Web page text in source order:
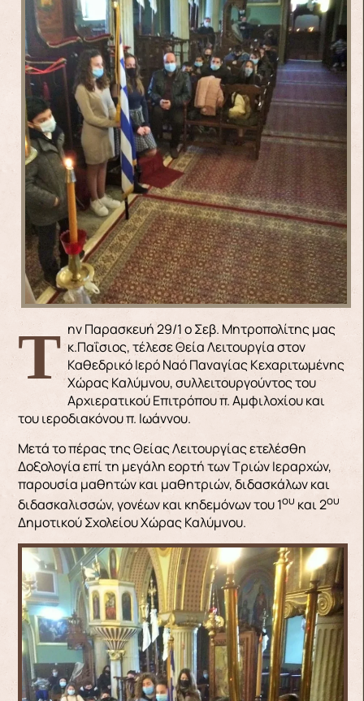
Την Παρασκευή 29/1 ο Σεβ. Μητροπολίτης μας κ.Παΐσιος, τέλεσε Θεία Λειτουργία στον
Καθεδρικό Ιερό Ναό Παναγίας Κεχαριτωμένης
Χώρας Καλύμνου, συλλειτουργούντος του
Αρχιερατικού Επιτρόπου π. Αμφιλοχίου και
του ιεροδιακόνου π. Ιωάννου.
Μετά το πέρας της Θείας Λειτουργίας ετελέσθη
Δοξολογία επί τη μεγάλη εορτή των Τριών Ιεραρχών,
παρουσία μαθητών και μαθητριών, διδασκάλων και
διδασκαλισσών, γονέων και κηδεμόνων του 1ου και 2ου
Δημοτικού Σχολείου Χώρας Καλύμνου.